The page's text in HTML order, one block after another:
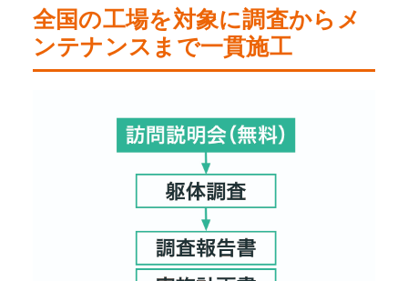
全国の工場を対象に調査からメ
ンテナンスまで一貫施工